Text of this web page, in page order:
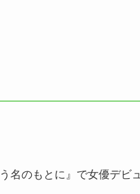
名のもとに』で女優デビュ